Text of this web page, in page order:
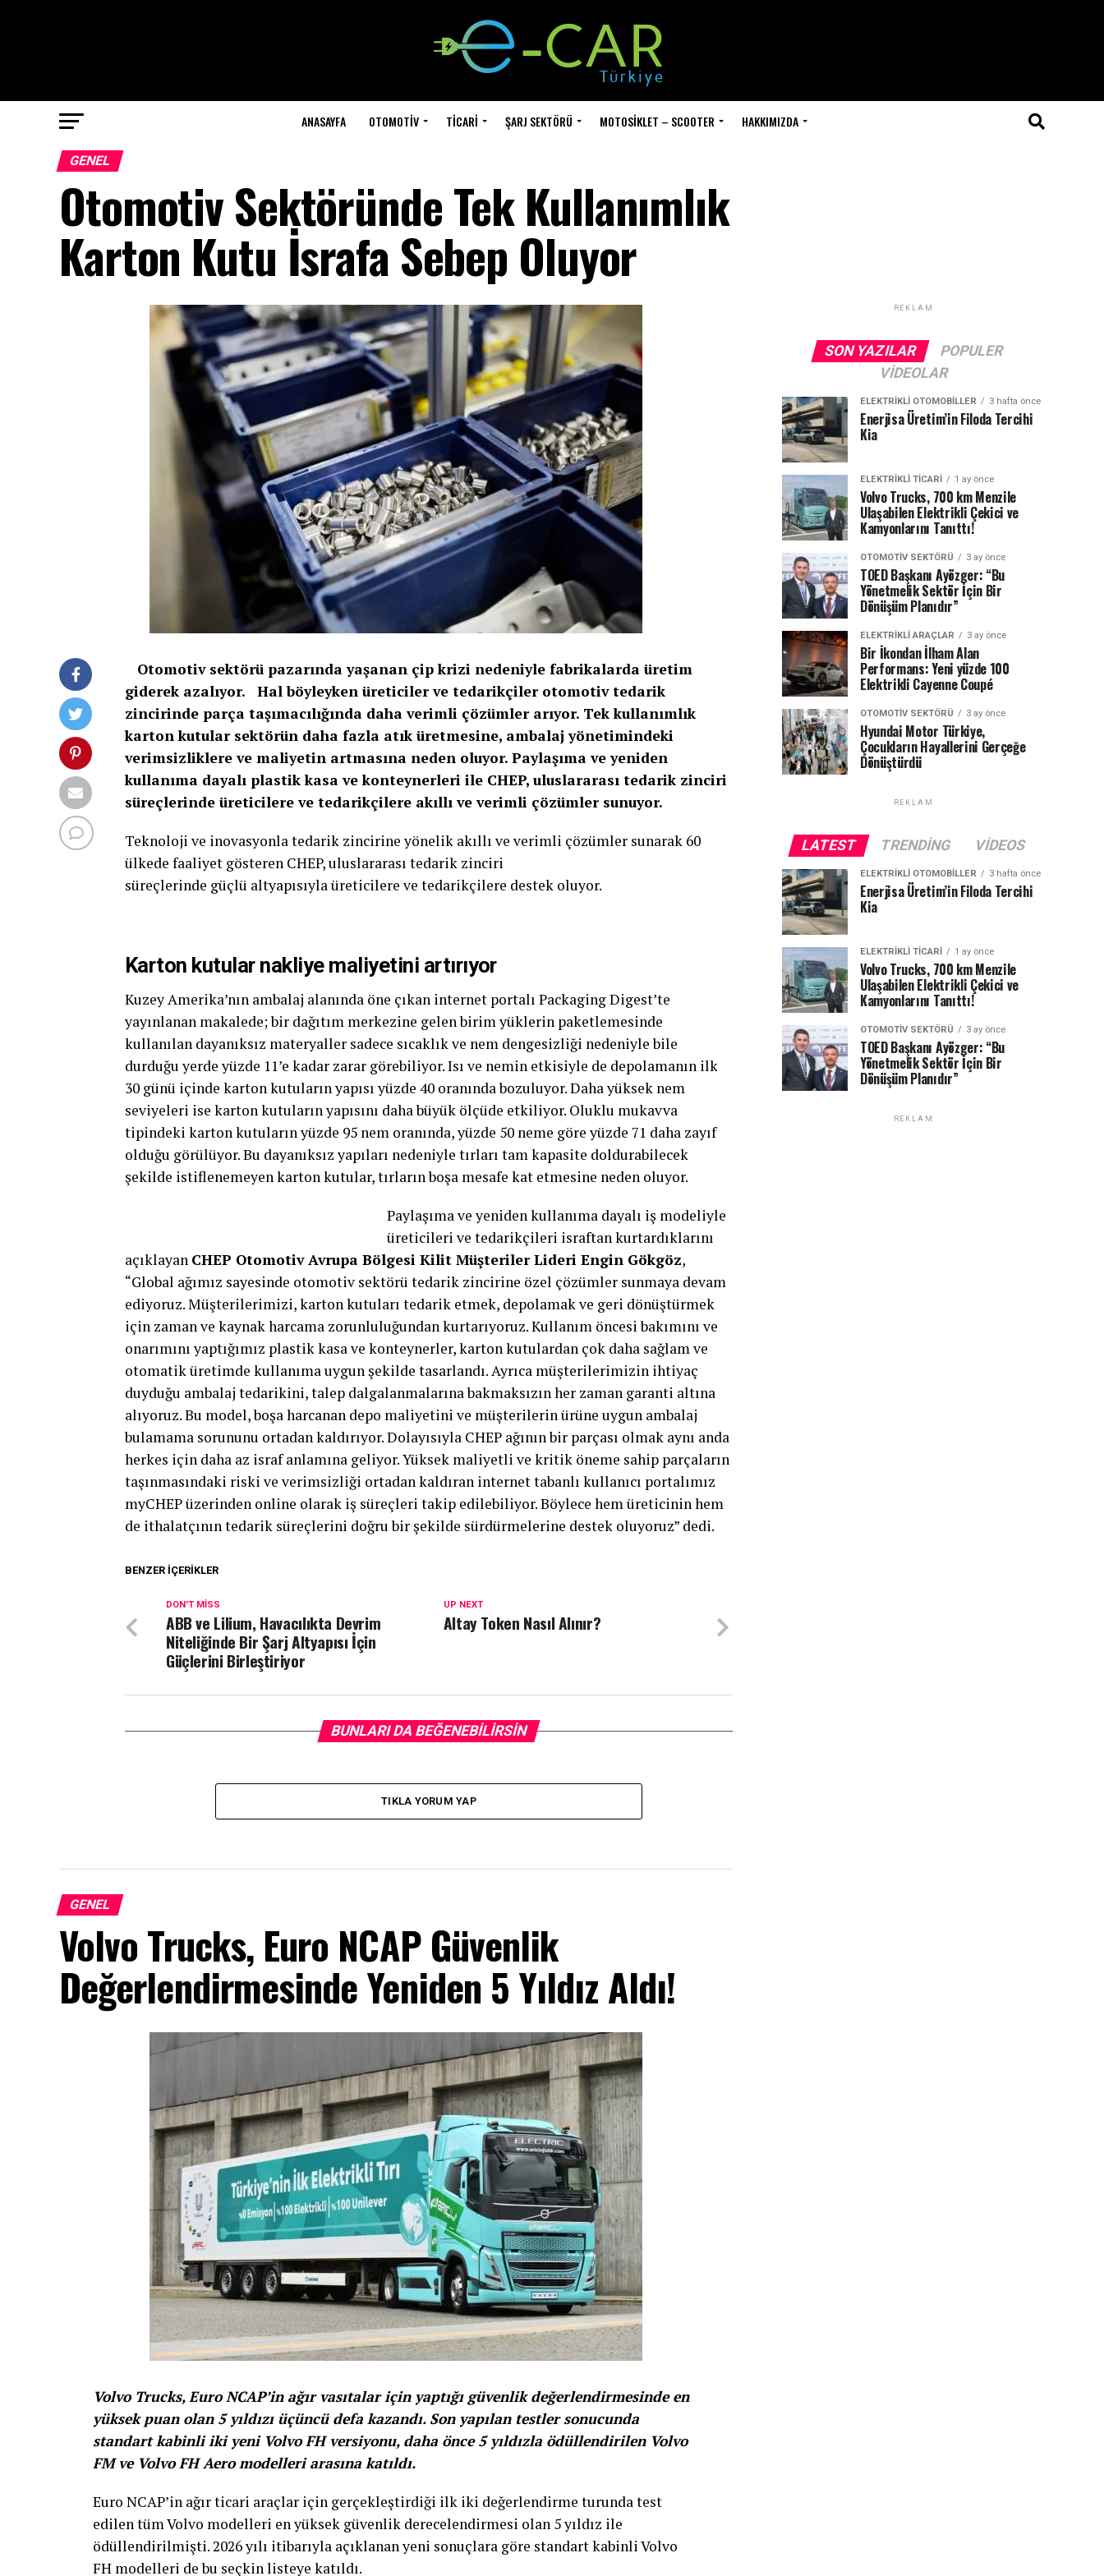
ANASAYFA OTOMOTIV TICARI ŞARJ SEKTÖRÜ MOTOSIKLET – SCOOTER HAKKIMIZDA
GENEL
Otomotiv Sektöründe Tek Kullanımlık
Karton Kutu İsrafa Sebep Oluyor
Otomotiv sektörü pazarında yaşanan çip krizi nedeniyle fabrikalarda üretim
giderek azalıyor. Hal böyleyken üreticiler ve tedarikçiler otomotiv tedarik
zincirinde parça taşımacılığında daha verimli çözümler arıyor. Tek kullanımlık
karton kutular sektörün daha fazla atık üretmesine, ambalaj yönetimindeki
verimsizliklere ve maliyetin artmasına neden oluyor. Paylaşıma ve yeniden
kullanıma dayalı plastik kasa ve konteynerleri ile CHEP, uluslararası tedarik zinciri
süreçlerinde üreticilere ve tedarikçilere akıllı ve verimli çözümler sunuyor.
Teknoloji ve inovasyonla tedarik zincirine yönelik akıllı ve verimli çözümler sunarak 60
ülkede faaliyet gösteren CHEP, uluslararası tedarik zinciri
süreçlerinde güçlü altyapısıyla üreticilere ve tedarikçilere destek oluyor.
Karton kutular nakliye maliyetini artırıyor
Kuzey Amerika’nın ambalaj alanında öne çıkan internet portalı Packaging Digest’te
yayınlanan makalede; bir dağıtım merkezine gelen birim yüklerin paketlemesinde
kullanılan dayanıksız materyaller sadece sıcaklık ve nem dengesizliği nedeniyle bile
durduğu yerde yüzde 11’e kadar zarar görebiliyor. Isı ve nemin etkisiyle de depolamanın ilk
30 günü içinde karton kutuların yapısı yüzde 40 oranında bozuluyor. Daha yüksek nem
seviyeleri ise karton kutuların yapısını daha büyük ölçüde etkiliyor. Oluklu mukavva
tipindeki karton kutuların yüzde 95 nem oranında, yüzde 50 neme göre yüzde 71 daha zayıf
olduğu görülüyor. Bu dayanıksız yapıları nedeniyle tırları tam kapasite doldurabilecek
şekilde istiflenemeyen karton kutular, tırların boşa mesafe kat etmesine neden oluyor.
Paylaşıma ve yeniden kullanıma dayalı iş modeliyle
üreticileri ve tedarikçileri israftan kurtardıklarını
açıklayan CHEP Otomotiv Avrupa Bölgesi Kilit Müşteriler Lideri Engin Gökgöz,
“Global ağımız sayesinde otomotiv sektörü tedarik zincirine özel çözümler sunmaya devam
ediyoruz. Müşterilerimizi, karton kutuları tedarik etmek, depolamak ve geri dönüştürmek
için zaman ve kaynak harcama zorunluluğundan kurtarıyoruz. Kullanım öncesi bakımını ve
onarımını yaptığımız plastik kasa ve konteynerler, karton kutulardan çok daha sağlam ve
otomatik üretimde kullanıma uygun şekilde tasarlandı. Ayrıca müşterilerimizin ihtiyaç
duyduğu ambalaj tedarikini, talep dalgalanmalarına bakmaksızın her zaman garanti altına
alıyoruz. Bu model, boşa harcanan depo maliyetini ve müşterilerin ürüne uygun ambalaj
bulamama sorununu ortadan kaldırıyor. Dolayısıyla CHEP ağının bir parçası olmak aynı anda
herkes için daha az israf anlamına geliyor. Yüksek maliyetli ve kritik öneme sahip parçaların
taşınmasındaki riski ve verimsizliği ortadan kaldıran internet tabanlı kullanıcı portalımız
myCHEP üzerinden online olarak iş süreçleri takip edilebiliyor. Böylece hem üreticinin hem
de ithalatçının tedarik süreçlerini doğru bir şekilde sürdürmelerine destek oluyoruz” dedi.
BENZER İÇERIKLER
UP NEXT
Altay Token Nasıl Alınır?
DON'T MISS
ABB ve Lilium, Havacılıkta Devrim
Niteliğinde Bir Şarj Altyapısı İçin
Güçlerini Birleştiriyor
BUNLARI DA BEĞENEBILIRSIN
TIKLA YORUM YAP
GENEL
Volvo Trucks, Euro NCAP Güvenlik
Değerlendirmesinde Yeniden 5 Yıldız Aldı!
Volvo Trucks, Euro NCAP’in ağır vasıtalar için yaptığı güvenlik değerlendirmesinde en
yüksek puan olan 5 yıldızı üçüncü defa kazandı. Son yapılan testler sonucunda
standart kabinli iki yeni Volvo FH versiyonu, daha önce 5 yıldızla ödüllendirilen Volvo
FM ve Volvo FH Aero modelleri arasına katıldı.
Euro NCAP’in ağır ticari araçlar için gerçekleştirdiği ilk iki değerlendirme turunda test
edilen tüm Volvo modelleri en yüksek güvenlik derecelendirmesi olan 5 yıldız ile
ödüllendirilmişti. 2026 yılı itibarıyla açıklanan yeni sonuçlara göre standart kabinli Volvo
FH modelleri de bu seçkin listeye katıldı.
REKLAM
SON YAZILAR
POPULER
VIDEOLAR
ELEKTRIKLI OTOMOBILLER 3 hafta önce
Enerjisa Üretim’in Filoda Tercihi
Kia
ELEKTRIKLI TICARI 1 ay önce
Volvo Trucks, 700 km Menzile
Ulaşabilen Elektrikli Çekici ve
Kamyonlarını Tanıttı!
OTOMOTIV SEKTÖRÜ 3 ay önce
TOED Başkanı Ayözger: “Bu
Yönetmelik Sektör İçin Bir
Dönüşüm Planıdır”
ELEKTRIKLI ARAÇLAR 3 ay önce
Bir İkondan İlham Alan
Performans: Yeni yüzde 100
Elektrikli Cayenne Coupé
OTOMOTIV SEKTÖRÜ 3 ay önce
Hyundai Motor Türkiye,
Çocukların Hayallerini Gerçeğe
Dönüştürdü
REKLAM
LATEST TRENDING VIDEOS
ELEKTRIKLI OTOMOBILLER 3 hafta önce
Enerjisa Üretim’in Filoda Tercihi
Kia
ELEKTRIKLI TICARI 1 ay önce
Volvo Trucks, 700 km Menzile
Ulaşabilen Elektrikli Çekici ve
Kamyonlarını Tanıttı!
OTOMOTIV SEKTÖRÜ 3 ay önce
TOED Başkanı Ayözger: “Bu
Yönetmelik Sektör İçin Bir
Dönüşüm Planıdır”
REKLAM